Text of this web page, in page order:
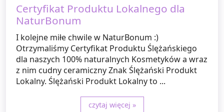
Certyfikat Produktu Lokalnego dla
NaturBonum
I kolejne miłe chwile w NaturBonum :)
Otrzymaliśmy Certyfikat Produktu Ślężańskiego
dla naszych 100% naturalnych Kosmetyków a wraz
z nim cudny ceramiczny Znak Ślężański Produkt
Lokalny. Ślężański Produkt Lokalny to ...
czytaj więcej »